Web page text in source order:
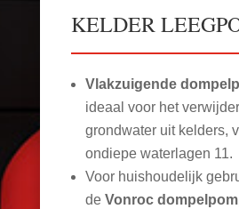
KELDER
Vlakzuigende
ideaal voor het
grondwater uit kelders,
ondiepe waterlagen 11.
Voor huishoudelijk
de Vonroc